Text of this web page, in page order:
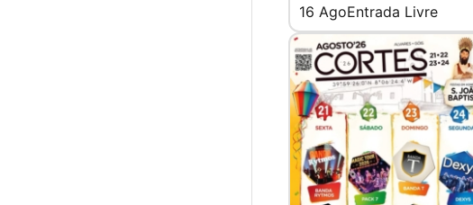
16 AgoEntrada Livre